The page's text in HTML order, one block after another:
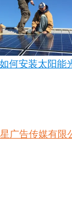
何安装太阳能
广告传媒有限